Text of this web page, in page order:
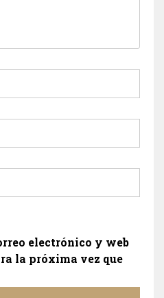
electrónico y web
la próxima vez que